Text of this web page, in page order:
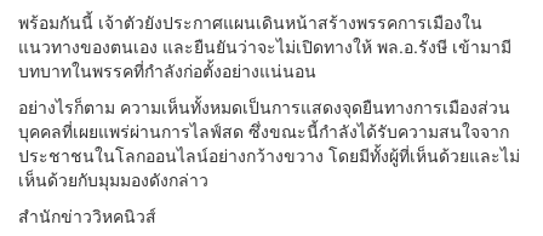
พร้อมกันนี้ เจ้าตัวยังประกาศแผนเดินหน้าสร้างพรรคการเมืองใน
แนวทางของตนเอง และยืนยันว่าจะไม่เปิดทางให้ พล.อ.รังษี เข้ามามี
บทบาทในพรรคที่กำลังก่อตั้งอย่างแน่นอน
อย่างไรก็ตาม ความเห็นทั้งหมดเป็นการแสดงจุดยืนทางการเมืองส่วน
บุคคลที่เผยแพร่ผ่านการไลฟ์สด ซึ่งขณะนี้กำลังได้รับความสนใจจาก
ประชาชนในโลกออนไลน์อย่างกว้างขวาง โดยมีทั้งผู้ที่เห็นด้วยและไม่
เห็นด้วยกับมุมมองดังกล่าว
สำนักข่าววิหคนิวส์